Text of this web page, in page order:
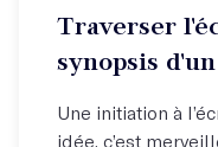
Traverser
synopsis
Une initiation à
idée, c’est